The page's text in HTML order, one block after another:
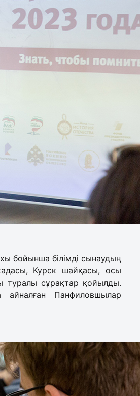
бойынша білімді сынаудың
Курск шайқасы, осы
туралы сұрақтар қойылды.
Панфиловшылар